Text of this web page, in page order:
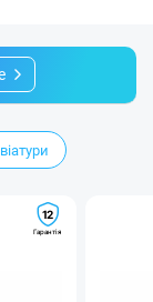
12
Гарантія